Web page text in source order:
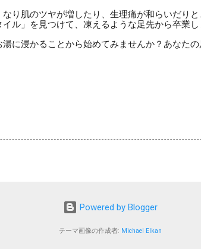
り肌のツヤが増したり、生理痛が和らいだり
ル」を見つけて、凍えるような足先から卒業し
に浸かることから始めてみませんか？あなた
Powered by Blogger
テーマ画像の作成者: Michael Elkan